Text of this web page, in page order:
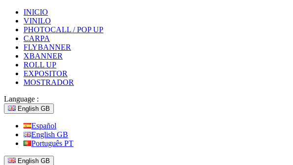
INICIO
VINILO
PHOTOCALL / POP UP
CARPA
FLYBANNER
XBANNER
ROLL UP
EXPOSITOR
MOSTRADOR
Language :
English GB
Español
English GB
Português PT
English GB